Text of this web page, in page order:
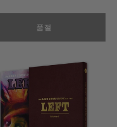
품절